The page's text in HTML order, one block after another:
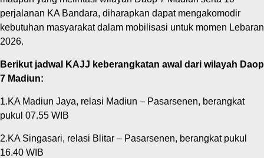
perjalanan KA Bandara, diharapkan dapat mengakomodir
kebutuhan masyarakat dalam mobilisasi untuk momen Lebaran
2026.
Berikut jadwal KAJJ keberangkatan awal dari wilayah Daop
7 Madiun:
1.KA Madiun Jaya, relasi Madiun – Pasarsenen, berangkat
pukul 07.55 WIB
2.KA Singasari, relasi Blitar – Pasarsenen, berangkat pukul
16.40 WIB